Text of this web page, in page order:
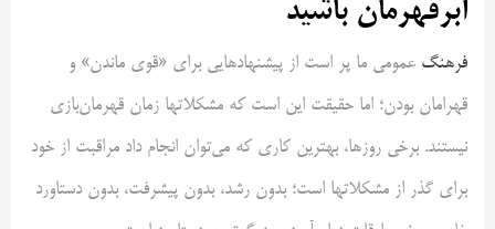
ابرقهرمان باشید
فرهنگ عمومی ما پر است از پیشنهاد‌هایی برای «قوی ماندن» و
قهرامان بودن؛ اما حقیقت این است که مشکلاتها زمان قهرمان‌بازی
نیستند. برخی روزها، بهترین کاری که می‌توان انجام داد مراقبت از خود
برای گذر از مشکلاتها است؛ بدون رشد، بدون پیشرفت، بدون دستاورد